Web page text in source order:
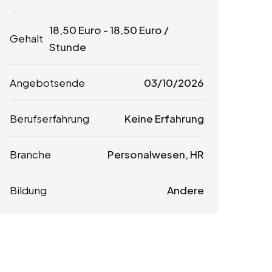
Gehalt
18,50 Euro -18,50 Euro /
Stunde
Angebotsende 03/10/2026
Berufserfahrung Keine Erfahrung
Branche Personalwesen, HR
Bildung Andere